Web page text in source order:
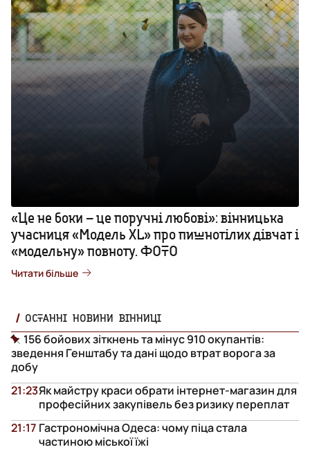
«Це не боки – це поручні любові»: вінницька
учасниця «Модель XL» про пишнотілих дівчат і
«модельну» повноту. ФОТО
Читати більше
ОСТАННІ НОВИНИ ВІННИЦІ
156 бойових зіткнень та мінус 910 окупантів:
зведення Генштабу та дані щодо втрат ворога за
добу
Як майстру краси обрати інтернет-магазин для
професійних закупівель без ризику переплат
21:23
Гастрономічна Одеса: чому піца стала
частиною міської їжі
21:17